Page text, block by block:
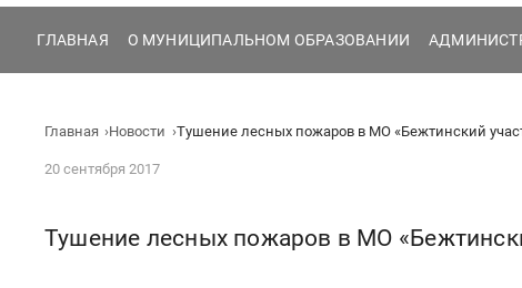
ГЛАВНАЯ О МУНИЦИПАЛЬНОМ ОБРАЗОВАНИИ
Главная Новости Тушение лесных пожаров в МО «Бежтинский
20 сентября 2017
Тушение лесных пожаров в МО